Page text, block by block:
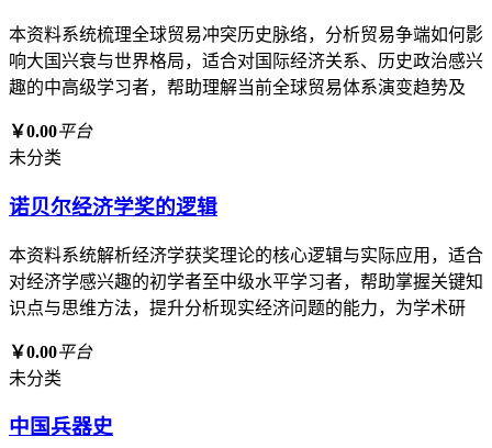
本资料系统梳理全球贸易冲突历史脉络，分析贸易争端如何影
响大国兴衰与世界格局，适合对国际经济关系、历史政治感兴
趣的中高级学习者，帮助理解当前全球贸易体系演变趋势及
￥0.00平台
未分类
诺贝尔经济学奖的逻辑
本资料系统解析经济学获奖理论的核心逻辑与实际应用，适合
对经济学感兴趣的初学者至中级水平学习者，帮助掌握关键知
识点与思维方法，提升分析现实经济问题的能力，为学术研
￥0.00平台
未分类
中国兵器史